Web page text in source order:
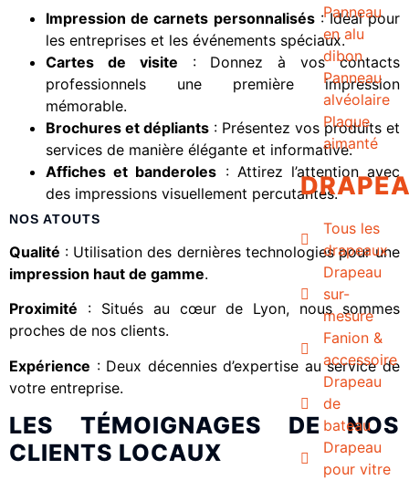
Panneau
en alu
dibon
Panneau
alvéolaire
Plaque
aimanté
Tous les
drapeaux
Drapeau
sur-
mesure
Fanion &
accessoire
Drapeau
de
bateau
Drapeau
pour vitre
Impression de carnets personnalisés: Idéal pour
les entreprises et les événements spéciaux.
Cartes de visite : Donnez à vos contacts
professionnels une première impression
mémorable.
Brochures et dépliants : Présentez vos produits et
services de manière élégante et informative.
Affiches et banderoles : Attirez l’attention avec
des impressions visuellement percutantes.
NOS ATOUTS
Qualité : Utilisation des dernières technologies pour une
impression haut de gamme.
Proximité : Situés au cœur de Lyon, nous sommes
proches de nos clients.
Expérience : Deux décennies d’expertise au service de
votre entreprise.
LES TÉMOIGNAGES DE NOS
CLIENTS LOCAUX